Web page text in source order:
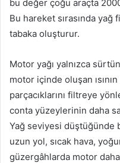
bu değer çoğu araçta
Bu hareket sırasında yağ
tabaka oluşturur.
Motor yağı yalnızca
motor içinde oluşan
parçacıklarını filtreye
conta yüzeylerinin daha
Yağ seviyesi düştüğünde
uzun yol, sıcak hava,
güzergâhlarda motor daha